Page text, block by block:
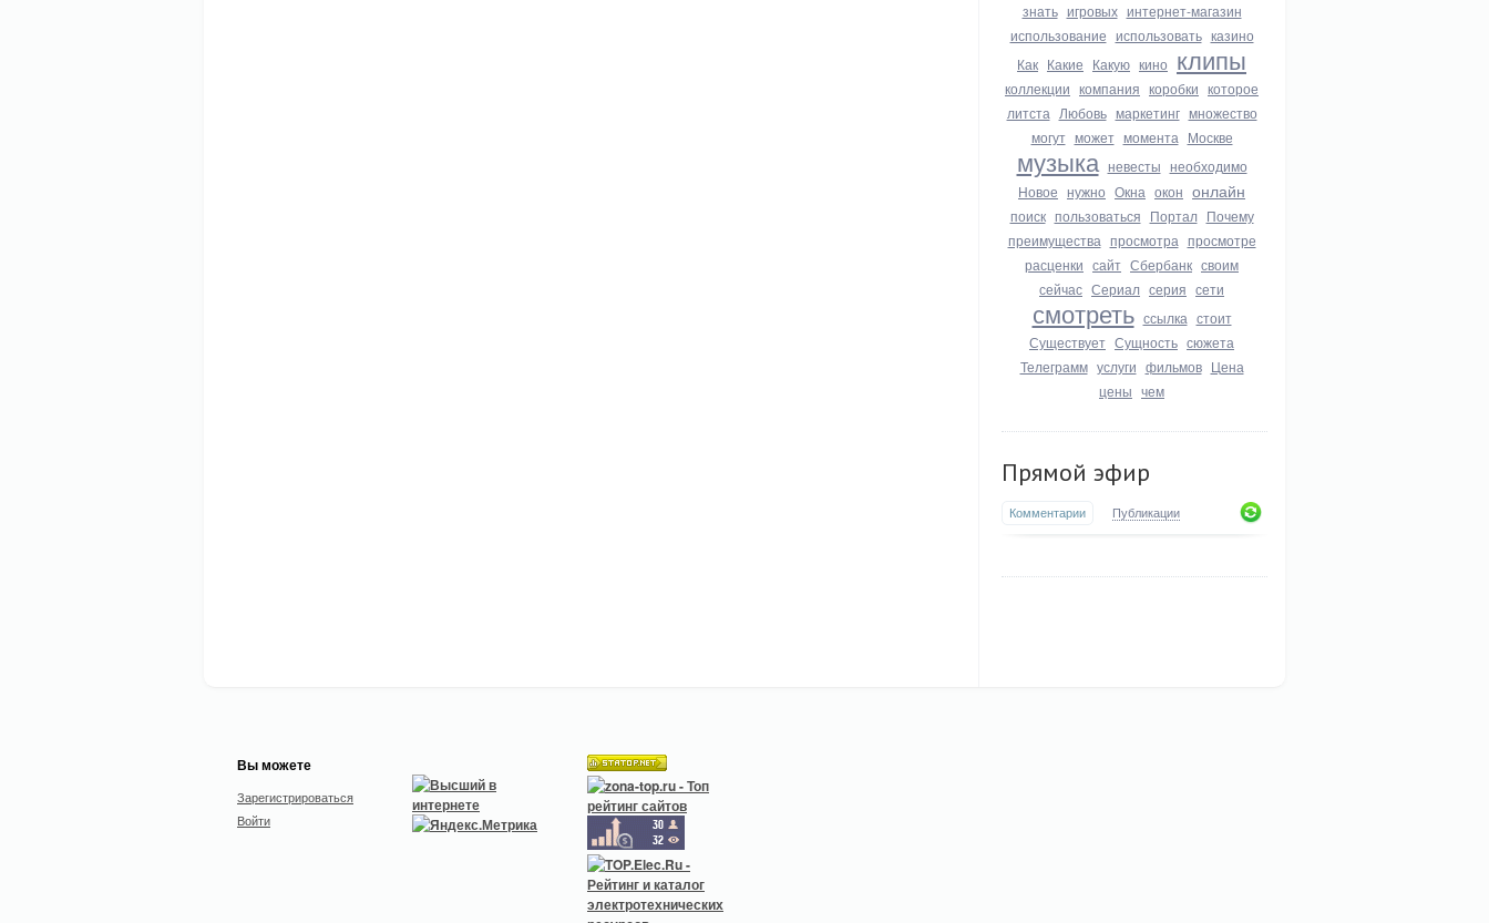
знать игровых интернет-магазин
использование использовать казино
Как Какие Какую кино клипы
коллекции компания коробки которое
литста Любовь маркетинг множество
могут может момента Москве
музыка невесты необходимо
Новое нужно Окна окон онлайн
поиск пользоваться Портал Почему
преимущества просмотра просмотре
расценки сайт Сбербанк своим
сейчас Сериал серия сети
смотреть ссылка стоит
Существует Сущность сюжета
Телеграмм услуги фильмов Цена
цены чем
Прямой эфир
Комментарии Публикации
Вы можете
Зарегистрироваться
Войти